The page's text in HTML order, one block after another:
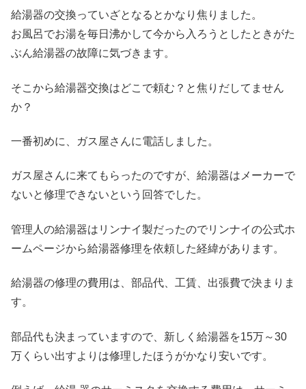
給湯器の交換っていざとなるとかなり焦りました。
お風呂でお湯を毎日沸かして今から入ろうとしたときがた
ぶん給湯器の故障に気づきます。
そこから給湯器交換はどこで頼む？と焦りだしてません
か？
一番初めに、ガス屋さんに電話しました。
ガス屋さんに来てもらったのですが、給湯器はメーカーで
ないと修理できないという回答でした。
管理人の給湯器はリンナイ製だったのでリンナイの公式ホ
ームページから給湯器修理を依頼した経緯があります。
給湯器の修理の費用は、部品代、工賃、出張費で決まりま
す。
部品代も決まっていますので、新しく給湯器を15万～30
万くらい出すよりは修理したほうがかなり安いです。